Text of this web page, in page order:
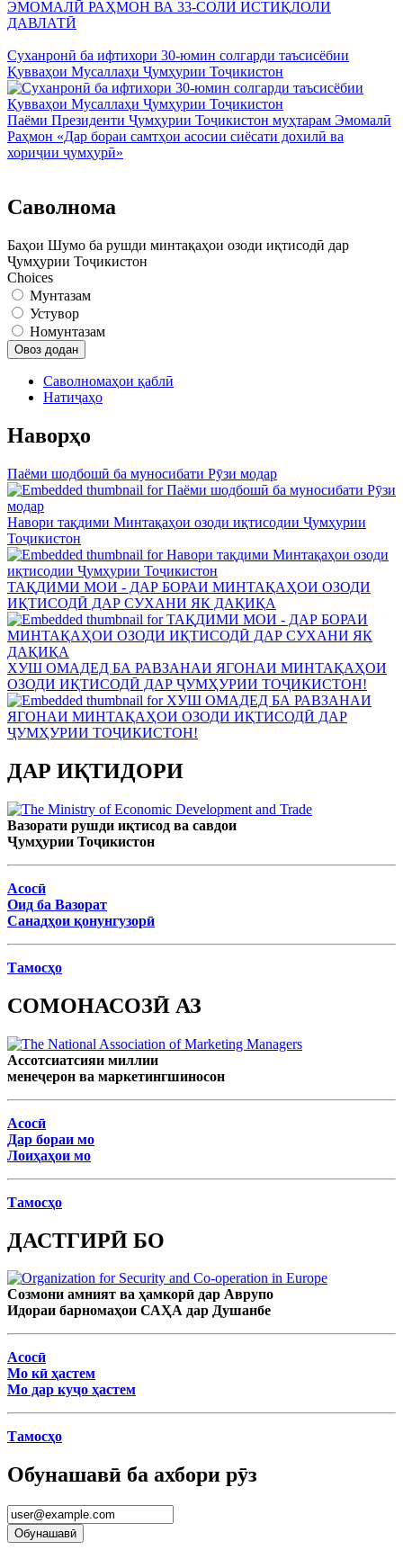
ЭМОМАЛӢ РАҲМОН ВА 33-СОЛИ ИСТИҚЛОЛИ
ДАВЛАТӢ
Суханронӣ ба ифтихори 30-юмин солгарди таъсисёбии
Қувваҳои Мусаллаҳи Ҷумҳурии Тоҷикистон
Паёми Президенти Ҷумҳурии Тоҷикистон муҳтарам Эмомалӣ
Раҳмон «Дар бораи самтҳои асосии сиёсати дохилӣ ва
хориҷии ҷумҳурӣ»
Саволнома
Баҳои Шумо ба рушди минтақаҳои озоди иқтисодӣ дар
Ҷумҳурии Тоҷикистон
Choices
Мунтазам
Устувор
Номунтазам
Саволномаҳои қаблӣ
Натиҷаҳо
Наворҳо
Паёми шодбошӣ ба муносибати Рӯзи модар
Навори тақдими Минтақаҳои озоди иқтисодии Ҷумҳурии
Тоҷикистон
ТАҚДИМИ МОИ - ДАР БОРАИ МИНТАҚАҲОИ ОЗОДИ
ИҚТИСОДӢ ДАР СУХАНИ ЯК ДАҚИҚА
ХУШ ОМАДЕД БА РАВЗАНАИ ЯГОНАИ МИНТАҚАҲОИ
ОЗОДИ ИҚТИСОДӢ ДАР ҶУМҲУРИИ ТОҶИКИСТОН!
ДАР ИҚТИДОРИ
Вазорати рушди иқтисод ва савдои
Ҷумҳурии Тоҷикистон
Асосӣ
Оид ба Вазорат
Санадҳои қонунгузорӣ
Тамосҳо
СОМОНАСОЗӢ АЗ
Ассотсиатсияи миллии
менеҷерон ва маркетингшиносон
Асосӣ
Дар бораи мо
Лоиҳаҳои мо
Тамосҳо
ДАСТГИРӢ БО
Созмони амният ва ҳамкорӣ дар Аврупо
Идораи барномаҳои САҲА дар Душанбе
Асосӣ
Мо кӣ ҳастем
Мо дар куҷо ҳастем
Тамосҳо
Обунашавӣ ба ахбори рӯз